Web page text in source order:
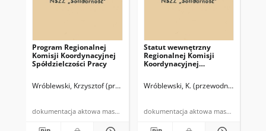
Program Regionalnej
Komisji Koordynacyjnej
Spółdzielczości Pracy
Wróblewski, Krzysztof (przewodniczący RKK SP NSZZ "Solidarność")
dokumentacja aktowa maszynopis
Statut wewnętrzny
Regionalnej Komisji
Koordynacyjnej
Zarządu Regionu
Wróblewski, K. (przewodniczący
dokumentacja aktowa maszynopis